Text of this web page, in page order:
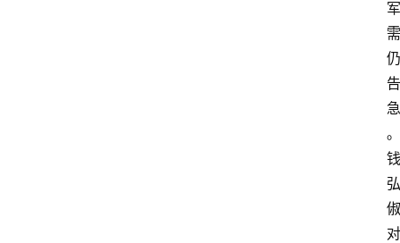
军
需
仍
告
急
。
钱
弘
俶
对